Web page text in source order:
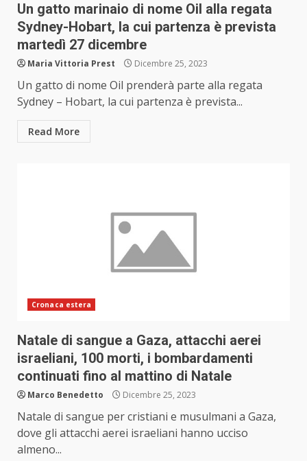
Un gatto marinaio di nome Oil alla regata
Sydney-Hobart, la cui partenza è prevista
martedì 27 dicembre
Maria Vittoria Prest Dicembre 25, 2023
Un gatto di nome Oil prenderà parte alla regata
Sydney – Hobart, la cui partenza è prevista...
Read More
Cronaca estera
Natale di sangue a Gaza, attacchi aerei
israeliani, 100 morti, i bombardamenti
continuati fino al mattino di Natale
Marco Benedetto Dicembre 25, 2023
Natale di sangue per cristiani e musulmani a Gaza,
dove gli attacchi aerei israeliani hanno ucciso
almeno...